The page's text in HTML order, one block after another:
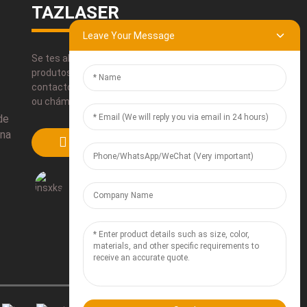
TAZLASER
Se tes algunha dúbida sobre os nosos
produtos, utiliza a nosa información de
contacto, envíanos un correo electrónico
ou chámanos directamente.
ENVIAR
Leave Your Message